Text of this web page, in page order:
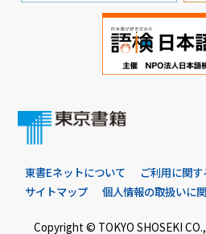
東書Eネットについて ご利用に関
サイトマップ
個人情報の取扱いに
Copyright © TOKYO SHOSEKI